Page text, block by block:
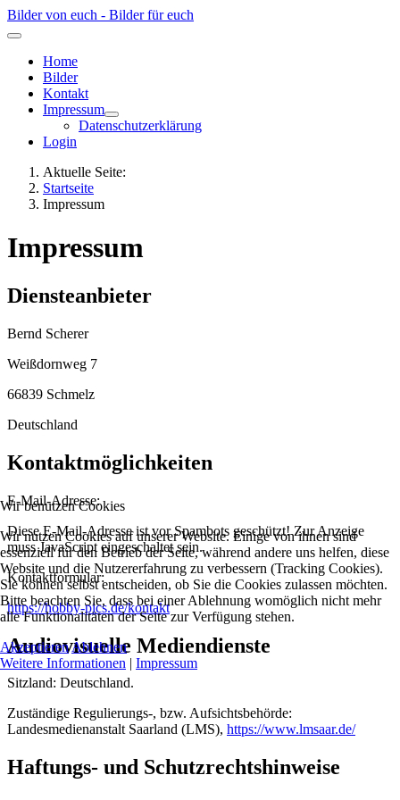
Bilder von euch - Bilder für euch
Home
Bilder
Kontakt
Impressum
Datenschutzerklärung
Login
Aktuelle Seite:
Startseite
Impressum
Impressum
Diensteanbieter
Bernd Scherer
Weißdornweg 7
66839 Schmelz
Deutschland
Kontaktmöglichkeiten
E-Mail-Adresse:
Diese E-Mail-Adresse ist vor Spambots geschützt! Zur Anzeige
muss JavaScript eingeschaltet sein.
Kontaktformular:
https://hobby-pics.de/kontakt
Audiovisuelle Mediendienste
Sitzland: Deutschland.
Zuständige Regulierungs-, bzw. Aufsichtsbehörde:
Landesmedienanstalt Saarland (LMS), https://www.lmsaar.de/
Haftungs- und Schutzrechtshinweise
Wir benutzen Cookies
Wir nutzen Cookies auf unserer Website. Einige von ihnen sind
essenziell für den Betrieb der Seite, während andere uns helfen, diese
Website und die Nutzererfahrung zu verbessern (Tracking Cookies).
Sie können selbst entscheiden, ob Sie die Cookies zulassen möchten.
Bitte beachten Sie, dass bei einer Ablehnung womöglich nicht mehr
alle Funktionalitäten der Seite zur Verfügung stehen.
AkzeptierenAblehnen
Weitere Informationen | Impressum